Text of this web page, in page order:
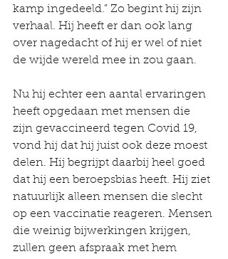
kamp ingedeeld.” Zo begint hij zijn
verhaal. Hij heeft er dan ook lang
over nagedacht of hij er wel of niet
de wijde wereld mee in zou gaan.
Nu hij echter een aantal ervaringen
heeft opgedaan met mensen die
zijn gevaccineerd tegen Covid 19,
vond hij dat hij juist ook deze moest
delen. Hij begrijpt daarbij heel goed
dat hij een beroepsbias heeft. Hij ziet
natuurlijk alleen mensen die slecht
op een vaccinatie reageren. Mensen
die weinig bijwerkingen krijgen,
zullen geen afspraak met hem